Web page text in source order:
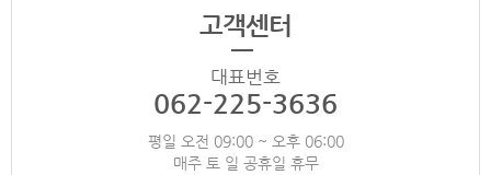
고객센터
대표번호
062-225-3636
평일 오전 09:00 ~ 오후 06:00
매주 토 일 공휴일 휴무